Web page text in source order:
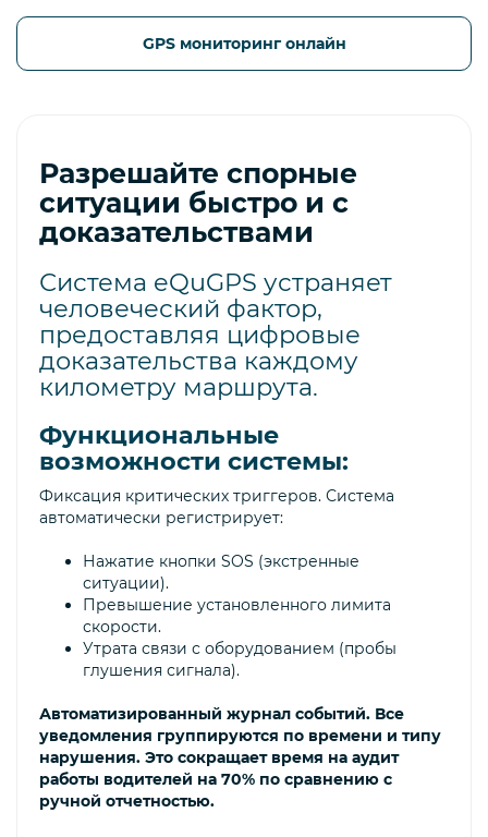
GPS мониторинг онлайн
Разрешайте спорные
ситуации быстро и с
доказательствами
Система eQuGPS устраняет
человеческий фактор,
предоставляя цифровые
доказательства каждому
километру маршрута.
Функциональные
возможности системы:
Фиксация критических триггеров. Система
автоматически регистрирует:
Нажатие кнопки SOS (экстренные
ситуации).
Превышение установленного лимита
скорости.
Утрата связи с оборудованием (пробы
глушения сигнала).
Автоматизированный журнал событий. Все
уведомления группируются по времени и типу
нарушения. Это сокращает время на аудит
работы водителей на 70% по сравнению с
ручной отчетностью.